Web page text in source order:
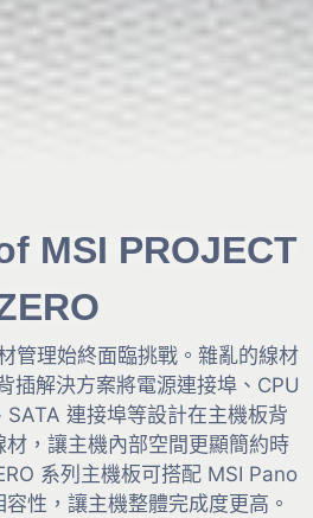
MSI PROJECT
管理始終面臨挑戰。雜亂的線材
插解決方案將電源連接埠、CPU
連接埠等設計在主機板背
，讓主機內部空間更顯簡約時
系列主機板可搭配 MSI Pano
性，讓主機整體完成度更高。